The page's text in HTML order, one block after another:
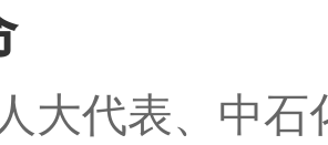
大代表、中